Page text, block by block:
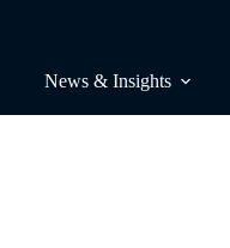
News & Insights